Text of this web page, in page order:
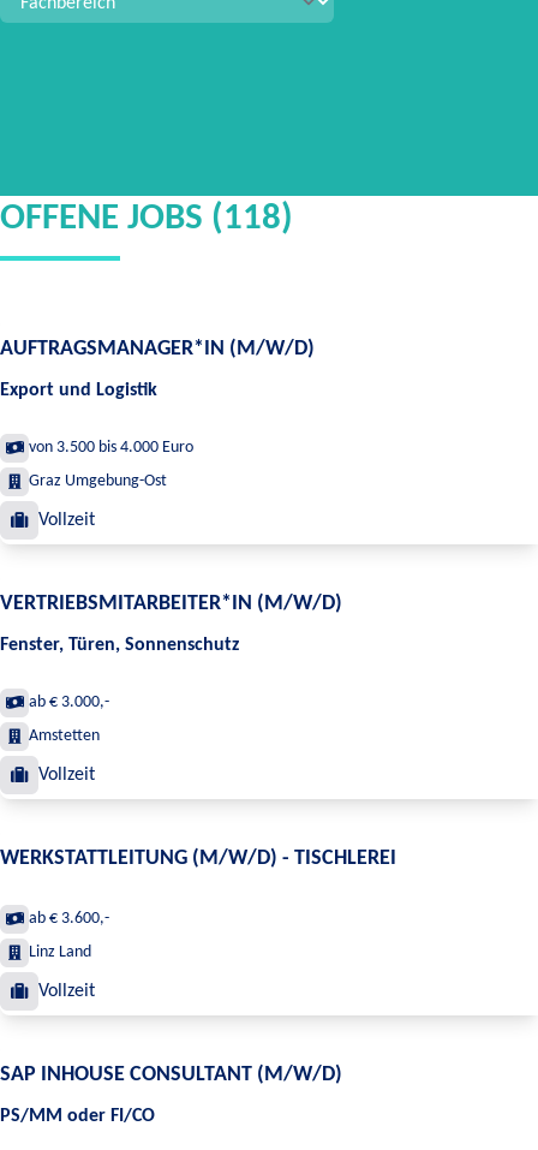
OFFENE JOBS (118)
AUFTRAGSMANAGER*IN (M/W/D)
Export und Logistik
von 3.500 bis 4.000 Euro
Graz Umgebung-Ost
Vollzeit
VERTRIEBSMITARBEITER*IN (M/W/D)
Fenster, Türen, Sonnenschutz
ab € 3.000,-
Amstetten
Vollzeit
WERKSTATTLEITUNG (M/W/D) - TISCHLEREI
ab € 3.600,-
Linz Land
Vollzeit
SAP INHOUSE CONSULTANT (M/W/D)
PS/MM oder FI/CO